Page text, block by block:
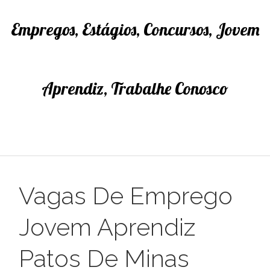
Empregos, Estágios, Concursos, Jovem
Aprendiz, Trabalhe Conosco
Vagas De Emprego
Jovem Aprendiz
Patos De Minas